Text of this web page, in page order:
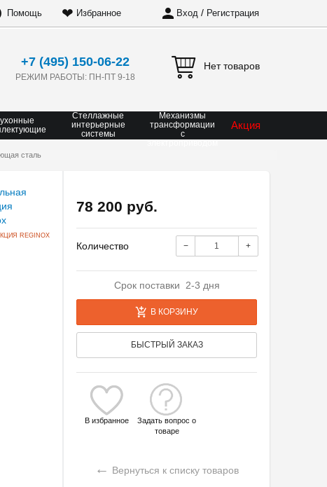
Помощь ❤ Избранное Вход / Регистрация
+7 (495) 150-06-22
РЕЖИМ РАБОТЫ: ПН-ПТ 9-18
Нет товаров
Стеллажные
интерьерные
системы
Механизмы
трансформации
с
Акция
сталь
REGINOX
78 200 руб.
Количество − +
Срок поставки 2-3 дня
В КОРЗИНУ
БЫСТРЫЙ ЗАКАЗ
В избранное
Задать вопрос о
товаре
← Вернуться к списку товаров